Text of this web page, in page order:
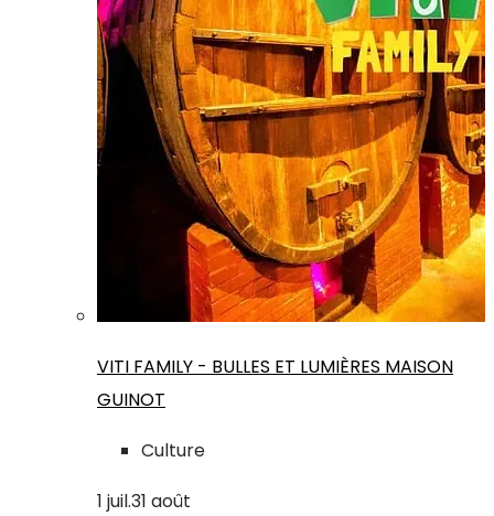
VITI FAMILY - BULLES ET LUMIÈRES MAISON
GUINOT
Culture
1 juil.31 août